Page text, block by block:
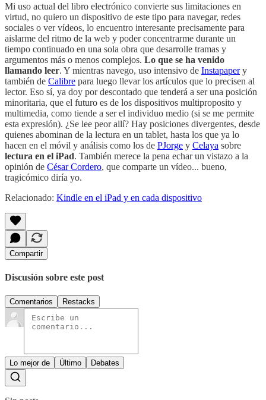
Mi uso actual del libro electrónico convierte sus limitaciones en
virtud, no quiero un dispositivo de este tipo para navegar, redes
sociales o ver vídeos, lo encuentro interesante precisamente para
aislarme del ritmo de la web y poder concentrarme durante un
tiempo continuado en una sola obra que desarrolle tramas y
argumentos más o menos complejos. Lo que se ha venido
llamando leer. Y mientras navego, uso intensivo de Instapapery
también de Calibre para luego llevar los artículos que lo precisen al
lector. Eso sí, ya doy por descontado que tenderá a ser una posición
minoritaria, que el futuro es de los dispositivos multiproposito y
multimedia, como tiende a ser el individuo medio (si se me permite
esta expresión). ¿Se lee peor allí? Hay posiciones divergentes, desde
quienes abominan de la lectura en un tablet, hasta los que ya lo
hacen en el móvil y análisis como los de PJorge y Celaya sobre
lectura en el iPad. También merece la pena echar un vistazo a la
opinión de César Cordero, que comparte un vídeo... bueno,
tragicómico diría yo.
Relacionado: Kindle en el iPad y en cada dispositivo
Compartir
Discusión sobre este post
Comentarios Restacks
Lo mejor de Último Debates